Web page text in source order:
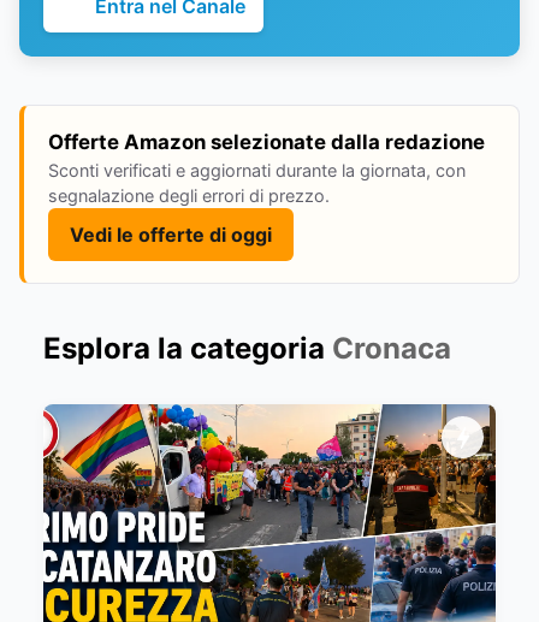
Entra nel Canale
Offerte Amazon selezionate dalla redazione
Sconti verificati e aggiornati durante la giornata, con
segnalazione degli errori di prezzo.
Vedi le offerte di oggi
Esplora la categoria Cronaca